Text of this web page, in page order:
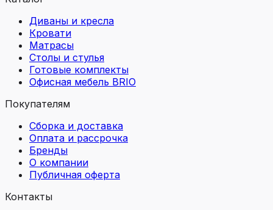
Диваны и кресла
Кровати
Матрасы
Столы и стулья
Готовые комплекты
Офисная мебель BRIO
Покупателям
Сборка и доставка
Оплата и рассрочка
Бренды
О компании
Публичная оферта
Контакты